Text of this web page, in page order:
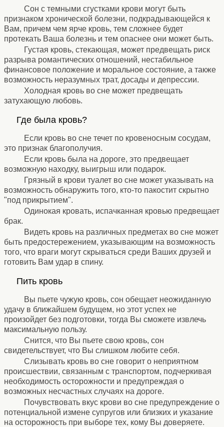
Сон с темными сгустками крови могут быть
признаком хронической болезни, подкрадывающейся к
Вам, причем чем ярче кровь, тем сложнее будет
протекать Ваша болезнь и тем опаснее они может быть.
Густая кровь, стекающая, может предвещать риск
разрыва романтических отношений, нестабильное
финансовое положение и моральное состояние, а также
возможность неразумных трат, досады и депрессии.
Холодная кровь во сне может предвещать
затухающую любовь.
Где была кровь?
Если кровь во сне течет по кровеносным сосудам,
это признак благополучия.
Если кровь была на дороге, это предвещает
возможную находку, выигрыш или подарок.
Грязный в крови туалет во сне может указывать на
возможность обнаружить того, кто-то пакостит скрытно
"под прикрытием".
Одинокая кровать, испачканная кровью предвещает
брак.
Видеть кровь на различных предметах во сне может
быть предостережением, указывающим на возможность
того, что враги могут скрываться среди Ваших друзей и
готовить Вам удар в спину.
Пить кровь
Вы пьете чужую кровь, сон обещает неожиданную
удачу в ближайшем будущем, но этот успех не
произойдет без подготовки, тогда Вы сможете извлечь
максимальную пользу.
Снится, что Вы пьете свою кровь, сон
свидетельствует, что Вы слишком любите себя.
Слизывать кровь во сне говорит о неприятном
происшествии, связанным с транспортом, подчеркивая
необходимость осторожности и предупреждая о
возможных несчастных случаях на дороге.
Почувствовать вкус крови во сне предупреждение о
потенциальной измене супругов или близких и указание
на осторожность при выборе тех, кому Вы доверяете.